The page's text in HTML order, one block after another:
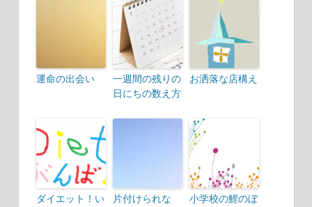
運命の出会い
一週間の残りの
日にちの数え方
お洒落な店構え
ダイエット！い
片付けられな
小学校の鯉のぼ